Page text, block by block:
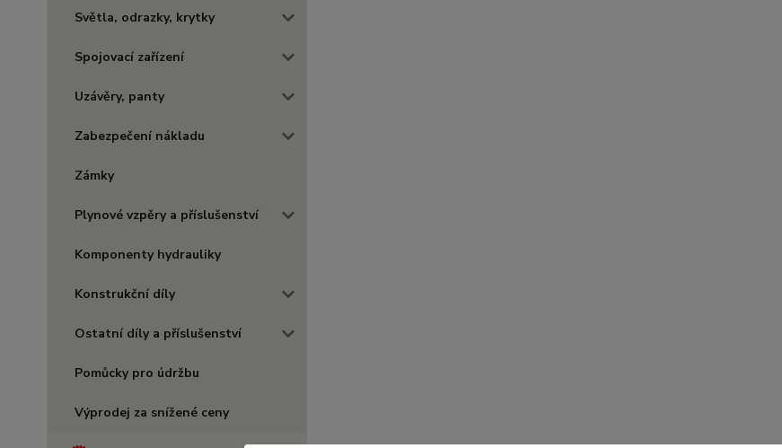
Světla, odrazky, krytky
Spojovací zařízení
Uzávěry, panty
Zabezpečení nákladu
Zámky
Plynové vzpěry a příslušenství
Komponenty hydrauliky
Konstrukční díly
Ostatní díly a příslušenství
Pomůcky pro údržbu
Výprodej za snížené ceny